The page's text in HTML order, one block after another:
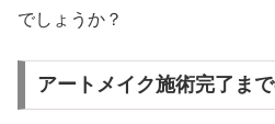
でしょうか？
アートメイク施術完了ま